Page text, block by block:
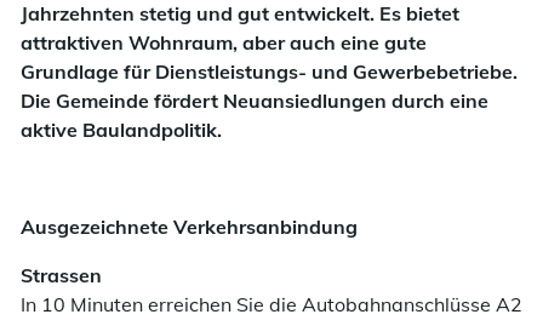
Jahrzehnten stetig und gut entwickelt. Es bietet
attraktiven Wohnraum, aber auch eine gute
Grundlage für Dienstleistungs- und Gewerbebetriebe.
Die Gemeinde fördert Neuansiedlungen durch eine
aktive Baulandpolitik.
Ausgezeichnete Verkehrsanbindung
Strassen
In 10 Minuten erreichen Sie die Autobahnanschlüsse A2